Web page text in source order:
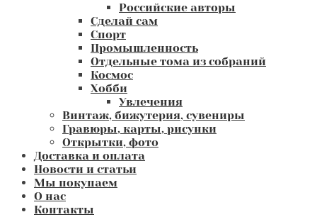
Российские авторы
Сделай сам
Спорт
Промышленность
Отдельные тома из собраний
Космос
Хобби
Увлечения
Винтаж, бижутерия, сувениры
Гравюры, карты, рисунки
Открытки, фото
Доставка и оплата
Новости и статьи
Мы покупаем
О нас
Контакты